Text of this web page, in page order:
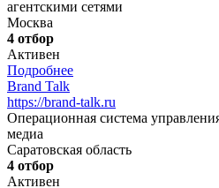
агентскими сетями
Москва
4 отбор
Активен
Подробнее
Brand Talk
https://brand-talk.ru
Операционная система
медиа
Саратовская область
4 отбор
Активен